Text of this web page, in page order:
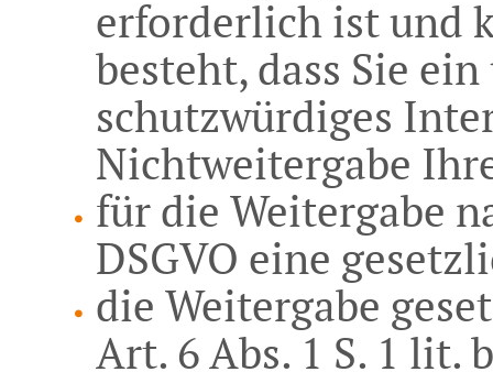
erforderlich ist und
besteht, dass Sie
schutzwürdiges
Nichtweitergabe
für die Weitergabe
DSGVO eine
die Weitergabe
Art. 6 Abs. 1 S. 1 lit.